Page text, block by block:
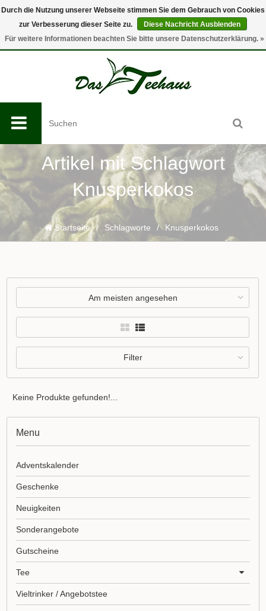
0
Artikel mit Schlagwort
Knusperkokos
Startseite / Schlagworte / Knusperkokos
Am meisten angesehen
Filter
Keine Produkte gefunden!...
Menu
Adventskalender
Geschenke
Neuigkeiten
Sonderangebote
Gutscheine
Tee
Vieltrinker / Angebotstee
Durch die Nutzung unserer Webseite stimmen Sie dem Gebrauch von Cookies
zur Verbesserung dieser Seite zu.
Diese Nachricht Ausblenden
Für weitere Informationen beachten Sie bitte unsere Datenschutzerklärung. »